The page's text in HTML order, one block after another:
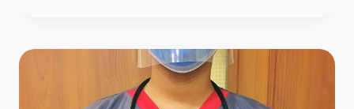
COLOMBIA
2024: